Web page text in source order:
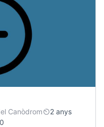
Canòdrom
2 anys
0